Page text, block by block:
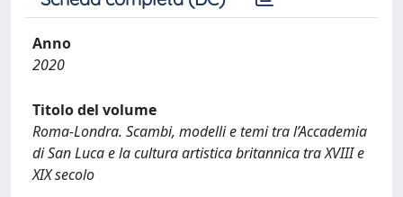
Anno
2020
Titolo del volume
Roma-Londra. Scambi, modelli e temi tra l’Accademia
di San Luca e la cultura artistica britannica tra XVIII e
XIX secolo